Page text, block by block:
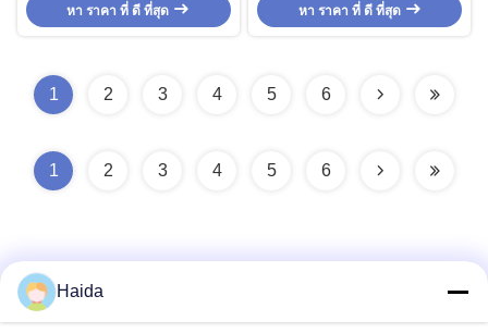
หา ราคา ที่ ดี ที่สุด
หา ราคา ที่ ดี ที่สุด
1 2 3 4 5 6
1 2 3 4 5 6
Haida